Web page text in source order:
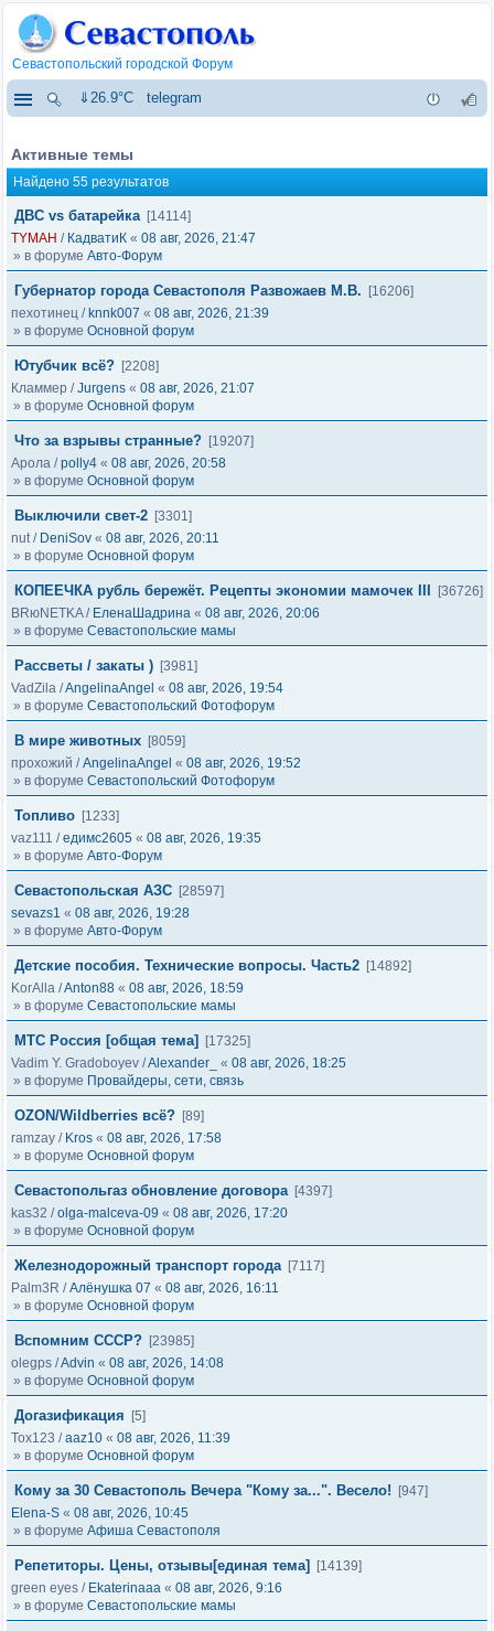
Севастопольский городской Форум
⇓26.9°C telegram
Активные темы
Найдено 55 результатов
ДВС vs батарейка [14114]
TYMAH / КадватиК « 08 авг, 2026, 21:47
» в форуме Авто-Форум
Губернатор города Севастополя Развожаев М.В.
[16206]
пехотинец / knnk007 « 08 авг, 2026, 21:39
» в форуме Основной форум
Ютубчик всё? [2208]
Кламмер /Jurgens « 08 авг, 2026, 21:07
» в форуме Основной форум
Что за взрывы странные? [19207]
Арола /polly4 « 08 авг, 2026, 20:58
» в форуме Основной форум
Выключили свет-2 [3301]
nut/ DeniSov « 08 авг, 2026, 20:11
» в форуме Основной форум
КОПЕЕЧКА рубль бережёт. Рецепты экономии мамочек III
[36726]
BRюNETKA/ ЕленаШадрина « 08 авг, 2026, 20:06
» в форуме Севастопольские мамы
Рассветы / закаты ) [3981]
VadZila /AngelinaAngel « 08 авг, 2026, 19:54
» в форуме Севастопольский Фотофорум
В мире животных [8059]
прохожий /AngelinaAngel « 08 авг, 2026, 19:52
» в форуме Севастопольский Фотофорум
Топливо [1233]
vaz111 /едимс2605 « 08 авг, 2026, 19:35
» в форуме Авто-Форум
Севастопольская АЗС [28597]
sevazs1 « 08 авг, 2026, 19:28
» в форуме Авто-Форум
Детские пособия. Технические вопросы. Часть2 [14892]
KorAlla /Anton88 « 08 авг, 2026, 18:59
» в форуме Севастопольские мамы
МТС Россия [общая тема]
[17325]
Vadim Y. Gradoboyev /Alexander_ « 08 авг, 2026, 18:25
» в форуме Провайдеры, сети, связь
OZON/Wildberries всё? [89]
ramzay / Kros « 08 авг, 2026, 17:58
» в форуме Основной форум
Севастопольгаз обновление договора [4397]
kas32 /olga-malceva-09 « 08 авг, 2026, 17:20
» в форуме Основной форум
Железнодорожный транспорт города [7117]
Palm3R /Алёнушка 07 « 08 авг, 2026, 16:11
» в форуме Основной форум
Вспомним СССР? [23985]
olegps /Advin « 08 авг, 2026, 14:08
» в форуме Основной форум
Догазификация
[5]
Tox123 /aaz10 « 08 авг, 2026, 11:39
» в форуме Основной форум
Кому за 30 Севастополь Вечера "Кому за...". Весело!
[947]
Elena-S « 08 авг, 2026, 10:45
» в форуме Афиша Севастополя
Репетиторы. Цены, отзывы[единая тема]
[14139]
green eyes / Ekaterinaaa « 08 авг, 2026, 9:16
» в форуме Севастопольские мамы